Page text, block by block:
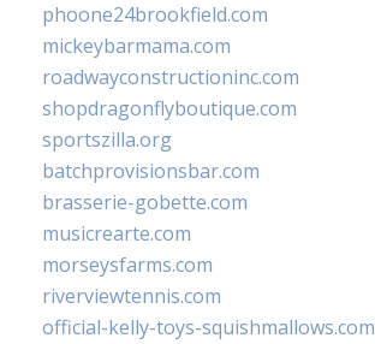
phoone24brookfield.com
mickeybarmama.com
roadwayconstructioninc.com
shopdragonflyboutique.com
sportszilla.org
batchprovisionsbar.com
brasserie-gobette.com
musicrearte.com
morseysfarms.com
riverviewtennis.com
official-kelly-toys-squishmallows.com